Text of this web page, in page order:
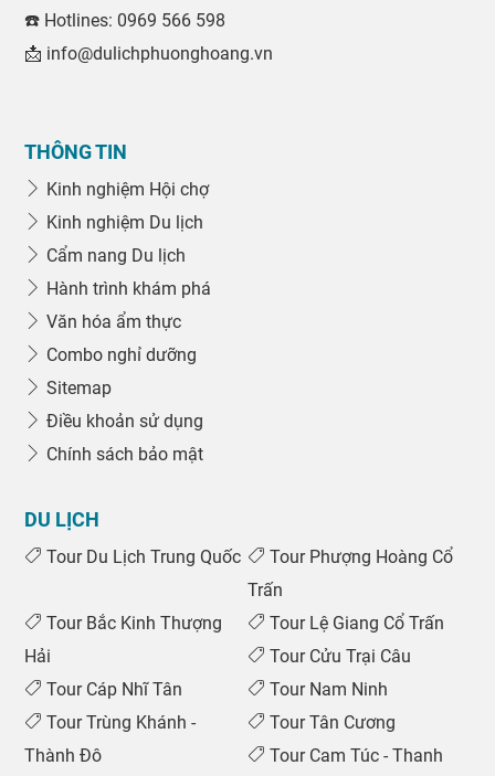
☎️ Hotlines: 0969 566 598
📩 info@dulichphuonghoang.vn
THÔNG TIN
Kinh nghiệm Hội chợ
Kinh nghiệm Du lịch
Cẩm nang Du lịch
Hành trình khám phá
Văn hóa ẩm thực
Combo nghỉ dưỡng
Sitemap
Điều khoản sử dụng
Chính sách bảo mật
DU LỊCH
Tour Du Lịch Trung Quốc
Tour Phượng Hoàng Cổ
Trấn
Tour Bắc Kinh Thượng
Hải
Tour Lệ Giang Cổ Trấn
Tour Cửu Trại Câu
Tour Cáp Nhĩ Tân
Tour Nam Ninh
Tour Trùng Khánh -
Thành Đô
Tour Tân Cương
Tour Cam Túc - Thanh